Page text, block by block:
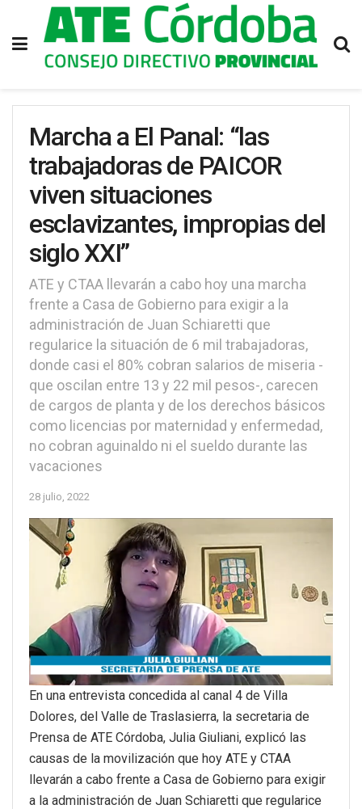
Marcha a El Panal: “las
trabajadoras de PAICOR
viven situaciones
esclavizantes, impropias del
siglo XXI”
ATE y CTAA llevarán a cabo hoy una marcha
frente a Casa de Gobierno para exigir a la
administración de Juan Schiaretti que
regularice la situación de 6 mil trabajadoras,
donde casi el 80% cobran salarios de miseria -
que oscilan entre 13 y 22 mil pesos-, carecen
de cargos de planta y de los derechos básicos
como licencias por maternidad y enfermedad,
no cobran aguinaldo ni el sueldo durante las
vacaciones
28 julio, 2022
En una entrevista concedida al canal 4 de Villa
Dolores, del Valle de Traslasierra, la secretaria de
Prensa de ATE Córdoba, Julia Giuliani, explicó las
causas de la movilización que hoy ATE y CTAA
llevarán a cabo frente a Casa de Gobierno para exigir
a la administración de Juan Schiaretti que regularice